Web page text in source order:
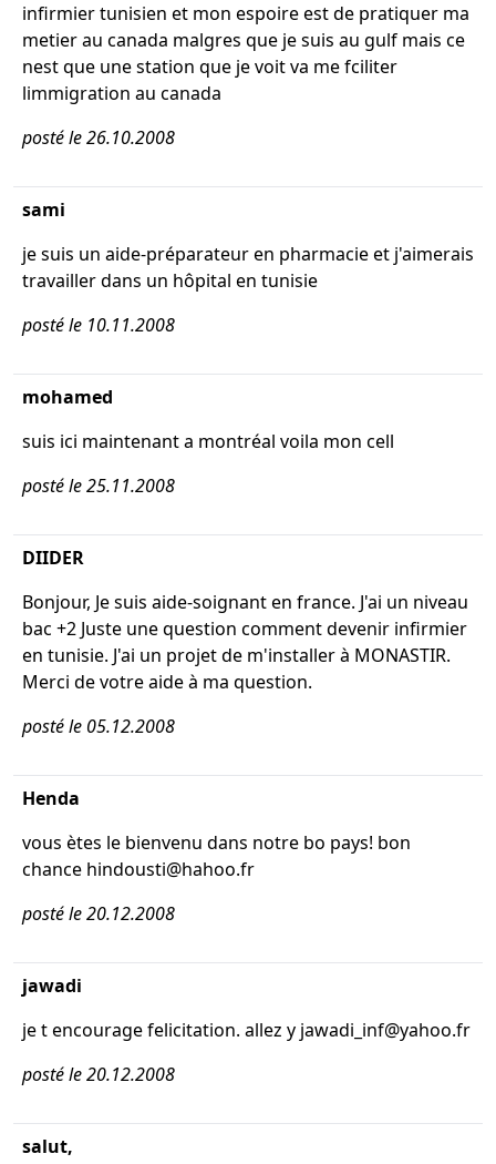
infirmier tunisien et mon espoire est de pratiquer ma
metier au canada malgres que je suis au gulf mais ce
nest que une station que je voit va me fciliter
limmigration au canada
posté le 26.10.2008
sami
je suis un aide-préparateur en pharmacie et j'aimerais
travailler dans un hôpital en tunisie
posté le 10.11.2008
mohamed
suis ici maintenant a montréal voila mon cell
posté le 25.11.2008
DIIDER
Bonjour, Je suis aide-soignant en france. J'ai un niveau
bac +2 Juste une question comment devenir infirmier
en tunisie. J'ai un projet de m'installer à MONASTIR.
Merci de votre aide à ma question.
posté le 05.12.2008
Henda
vous ètes le bienvenu dans notre bo pays! bon
chance hindousti@hahoo.fr
posté le 20.12.2008
jawadi
je t encourage felicitation. allez y jawadi_inf@yahoo.fr
posté le 20.12.2008
salut,